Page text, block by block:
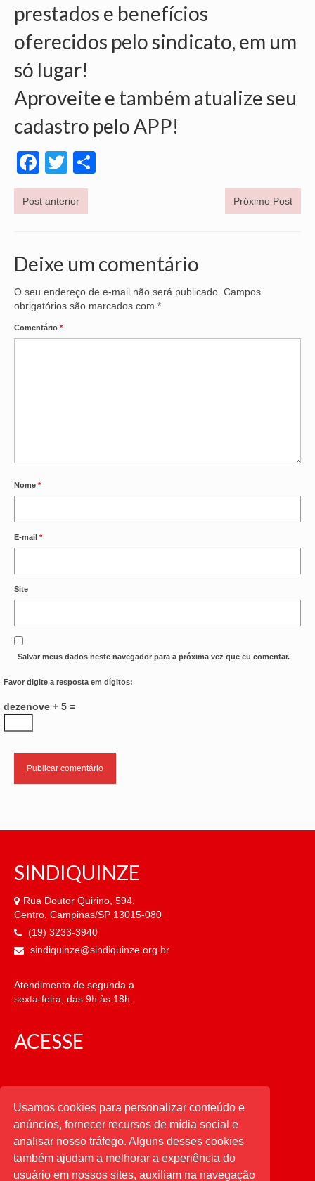
JURÍDICO
NÚCLEOS
APOSENTADOS
AGENTES DE POLÍCIA JUDICIAL
ACESSIBILIDADE E INCLUSÃO
LGBTQIA+
OFICIAIS DE JUSTIÇA
SAÚDE
prestados e benefícios
oferecidos pelo sindicato, em um
só lugar!
Aproveite e também atualize seu
cadastro pelo APP!
Facebook
Twitter
Post anterior Próximo Post
Deixe um comentário
O seu endereço de e-mail não será publicado. Campos
obrigatórios são marcados com *
Comentário *
Nome *
E-mail *
Site
Salvar meus dados neste navegador para a próxima vez que eu comentar.
Favor digite a resposta em dígitos:
dezenove + 5 =
SINDIQUINZE
Rua Doutor Quirino, 594,
Centro, Campinas/SP 13015-080
(19) 3233-3940
sindiquinze@sindiquinze.org.br
Atendimento de segunda a
sexta-feira, das 9h às 18h.
ACESSE
CATEGORIAS
CATEGORIAS
Usamos cookies para personalizar conteúdo e
anúncios, fornecer recursos de mídia social e
analisar nosso tráfego. Alguns desses cookies
também ajudam a melhorar a experiência do
usuário em nossos sites, auxiliam na navegação